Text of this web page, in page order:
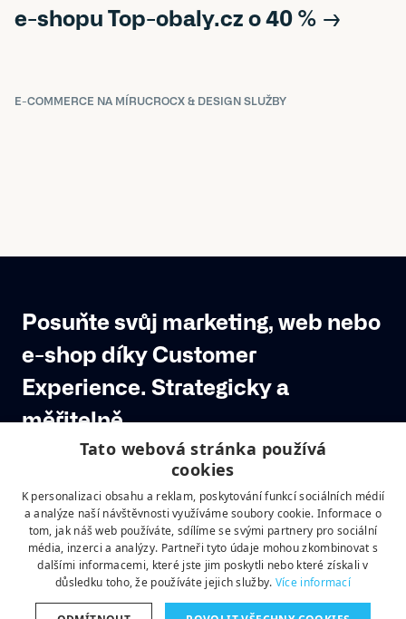
e-shopu Top-obaly.cz o 40 % →
E-COMMERCE NA MÍRUCROCX & DESIGN SLUŽBY
Posuňte svůj marketing, web nebo
e-shop díky Customer
Experience. Strategicky a
měřitelně.
Jsme byznysový, designový a technologický partner,
který se specializuje na velké digitální projekty, e-
commerce a digitální zákaznickou zkušenost.
VÍCE O NÁS  →
LINKEDINFACEBOOK
Tato webová stránka používá
cookies
K personalizaci obsahu a reklam, poskytování funkcí sociálních médií
a analýze naší návštěvnosti využíváme soubory cookie. Informace o
tom, jak náš web používáte, sdílíme se svými partnery pro sociální
média, inzerci a analýzy. Partneři tyto údaje mohou zkombinovat s
dalšími informacemi, které jste jim poskytli nebo které získali v
důsledku toho, že používáte jejich služby. Více informací